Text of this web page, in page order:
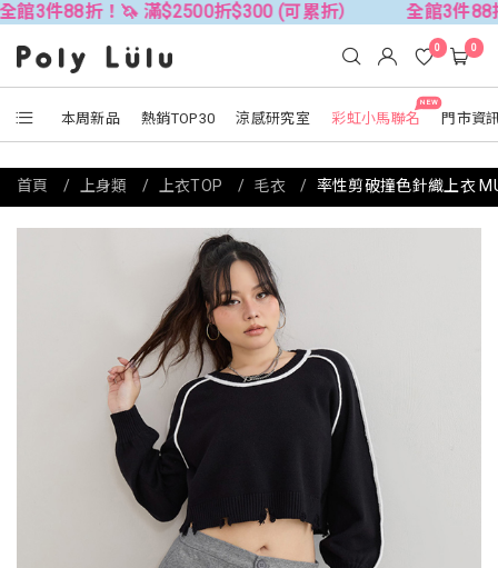
折！🦄 滿$2500折$300 (可累折） 全館3件88折！🦄
本周新品 熱銷TOP30 涼感研究室
NEW
彩虹小馬聯名 門市資
0 0
首頁 上身類 上衣TOP 毛衣 率性剪破撞色針織上衣